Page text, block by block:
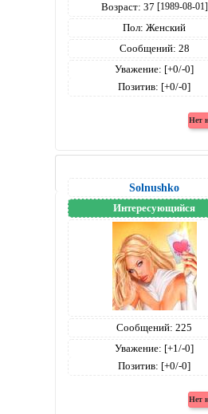
Возраст: 37 [1989-08-01]
Пол: Женский
Сообщений: 28
Уважение: [+0/-0]
Позитив: [+0/-0]
Solnushko
Интересующийся
Сообщений: 225
Уважение: [+1/-0]
Позитив: [+0/-0]